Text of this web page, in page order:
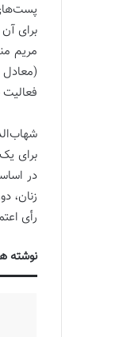
برای
در
رأی
نوشته